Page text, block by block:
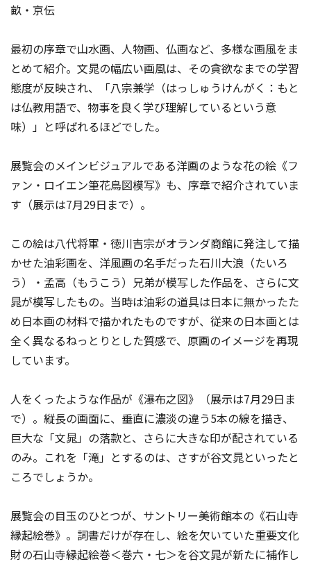
畝・京伝
最初の序章で山水画、人物画、仏画など、多様な画風をま
とめて紹介。文晁の幅広い画風は、その貪欲なまでの学習
態度が反映され、「八宗兼学（はっしゅうけんがく：もと
は仏教用語で、物事を良く学び理解しているという意
味）」と呼ばれるほどでした。
展覧会のメインビジュアルである洋画のような花の絵《フ
ァン・ロイエン筆花鳥図模写》も、序章で紹介されていま
す（展示は7月29日まで）。
この絵は八代将軍・徳川吉宗がオランダ商館に発注して描
かせた油彩画を、洋風画の名手だった石川大浪（たいろ
う）・孟高（もうこう）兄弟が模写した作品を、さらに文
晁が模写したもの。当時は油彩の道具は日本に無かったた
め日本画の材料で描かれたものですが、従来の日本画とは
全く異なるねっとりとした質感で、原画のイメージを再現
しています。
人をくったような作品が《瀑布之図》（展示は7月29日ま
で）。縦長の画面に、垂直に濃淡の違う5本の線を描き、
巨大な「文晁」の落款と、さらに大きな印が配されている
のみ。これを「滝」とするのは、さすが谷文晁といったと
ころでしょうか。
展覧会の目玉のひとつが、サントリー美術館本の《石山寺
縁起絵巻》。詞書だけが存在し、絵を欠いていた重要文化
財の石山寺縁起絵巻＜巻六・七＞を谷文晁が新たに補作し